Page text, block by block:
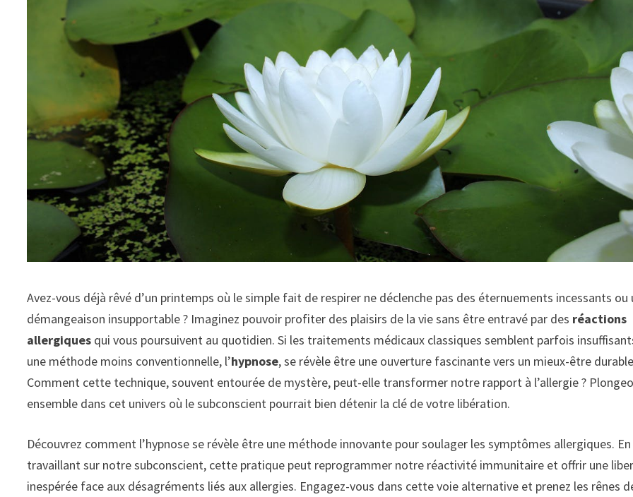
Avez-vous déjà rêvé d’un printemps où le simple fait de respirer ne déclenche pas des éternuements incessants ou
démangeaison insupportable ? Imaginez pouvoir profiter des plaisirs de la vie sans être entravé par des réactions
allergiques qui vous poursuivent au quotidien. Si les traitements médicaux classiques semblent parfois
une méthode moins conventionnelle, l’hypnose, se révèle être une ouverture fascinante vers un mieux-être
Comment cette technique, souvent entourée de mystère, peut-elle transformer notre rapport à l’allergie ?
ensemble dans cet univers où le subconscient pourrait bien détenir la clé de votre libération.
Découvrez comment l’hypnosese révèle être une méthode innovante pour soulager lessymptômes allergiques. En
travaillant sur notresubconscient, cette pratique peut reprogrammer notre réactivité immunitaire et offrir une
inespérée face aux désagréments liés aux allergies. Engagez-vous dans cette voie alternative et prenez les rênes